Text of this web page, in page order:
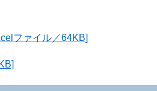
ファイル／64KB]